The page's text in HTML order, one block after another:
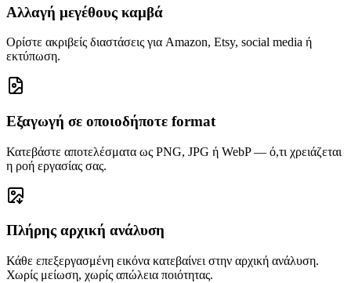
Αλλαγή μεγέθους καμβά
Ορίστε ακριβείς διαστάσεις για Amazon, Etsy, social media ή
εκτύπωση.
Εξαγωγή σε οποιοδήποτε format
Κατεβάστε αποτελέσματα ως PNG, JPG ή WebP — ό,τι χρειάζεται
η ροή εργασίας σας.
Πλήρης αρχική ανάλυση
Κάθε επεξεργασμένη εικόνα κατεβαίνει στην αρχική ανάλυση.
Χωρίς μείωση, χωρίς απώλεια ποιότητας.